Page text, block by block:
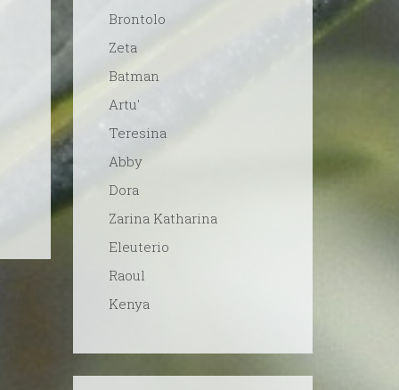
Brontolo
Zeta
Batman
Artu'
Teresina
Abby
Dora
Zarina Katharina
Eleuterio
Raoul
Kenya